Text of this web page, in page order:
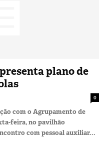
plano de
0
com o Agrupamento de
feira, no pavilhão
com pessoal auxiliar...